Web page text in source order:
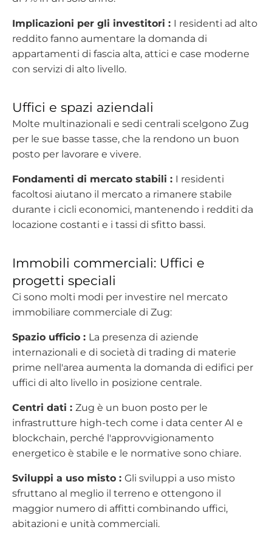
Implicazioni per gli investitori : I residenti ad alto
reddito fanno aumentare la domanda di
appartamenti di fascia alta, attici e case moderne
con servizi di alto livello.
Uffici e spazi aziendali
Molte multinazionali e sedi centrali scelgono Zug
per le sue basse tasse, che la rendono un buon
posto per lavorare e vivere.
Fondamenti di mercato stabili : I residenti
facoltosi aiutano il mercato a rimanere stabile
durante i cicli economici, mantenendo i redditi da
locazione costanti e i tassi di sfitto bassi.
Immobili commerciali: Uffici e
progetti speciali
Ci sono molti modi per investire nel mercato
immobiliare commerciale di Zug:
Spazio ufficio : La presenza di aziende
internazionali e di società di trading di materie
prime nell'area aumenta la domanda di edifici per
uffici di alto livello in posizione centrale.
Centri dati : Zug è un buon posto per le
infrastrutture high-tech come i data center AI e
blockchain, perché l'approvvigionamento
energetico è stabile e le normative sono chiare.
Sviluppi a uso misto : Gli sviluppi a uso misto
sfruttano al meglio il terreno e ottengono il
maggior numero di affitti combinando uffici,
abitazioni e unità commerciali.